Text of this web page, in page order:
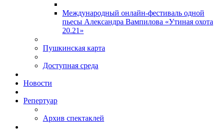
Международный онлайн-фестиваль одной
пьесы Александра Вампилова «Утиная охота
20.21»
Пушкинская карта
Доступная среда
Новости
Репертуар
Архив спектаклей